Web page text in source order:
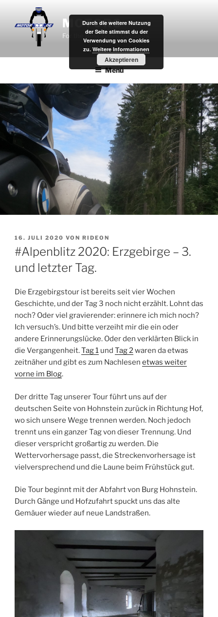
springen
MOTOR8
For the Best Times Outdoors.
Menü
VERÖFFENTLICHT
AM
16. JULI 2020 VON RIDEON
#Alpenblitz 2020: Erzgebirge – 3.
und letzter Tag.
Die Erzgebirgstour ist bereits seit vier Wochen
Geschichte, und der Tag 3 noch nicht erzählt. Lohnt das
noch? Oder viel gravierender: erinnere ich mich noch?
Ich versuch’s. Und bitte verzeiht mir die ein oder
andere Erinnerungslücke. Oder den verklärten Blick in
die Vergangenheit.Tag 1 und Tag 2waren da etwas
zeitnäher und gibt es zum Nachlesen etwas weiter
vorne im Blog.
Der dritte Tag unserer Tour führt uns auf der
deutschen Seite von Hohnstein zurück in Richtung Hof,
wo sich unsere Wege trennen werden. Noch jedoch
trennt uns ein ganzer Tag von dieser Trennung. Und
dieser verspricht großartig zu werden. Die
Wettervorhersage passt, die Streckenvorhersage ist
vielversprechend und die Laune beim Frühstück gut.
Die Tour beginnt mit der Abfahrt von Burg Hohnstein.
Durch Gänge und Hofzufahrt spuckt uns das alte
Gemäuer wieder auf neue Landstraßen.
Durch die weitere Nutzung
der Seite stimmst du der
Verwendung von Cookies
zu. Weitere Informationen
Akzeptieren